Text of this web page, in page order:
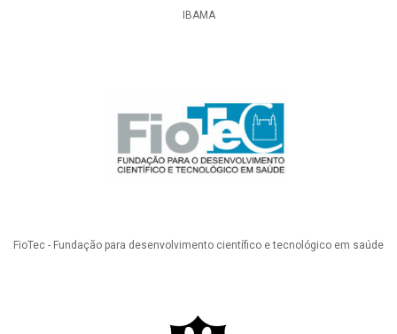
IBAMA
FioTec - Fundação para desenvolvimento científico e tecnológico em saúde